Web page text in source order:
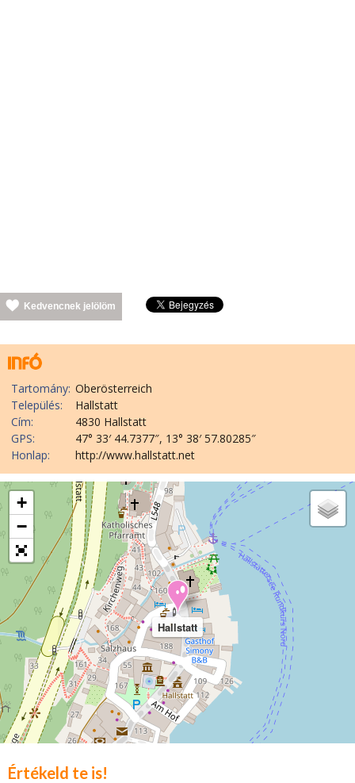
Kedvencnek jelölöm
Tartomány: Oberösterreich
Település:
Hallstatt
Cím:
4830 Hallstatt
GPS:
47° 33′ 44.7377″, 13° 38′ 57.80285″
Honlap:
http://www.hallstatt.net
Hallstatt
+
−
Értékeld te is!